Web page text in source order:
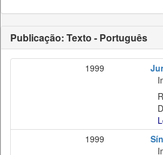
Publicação: Texto - Português
1999
1999